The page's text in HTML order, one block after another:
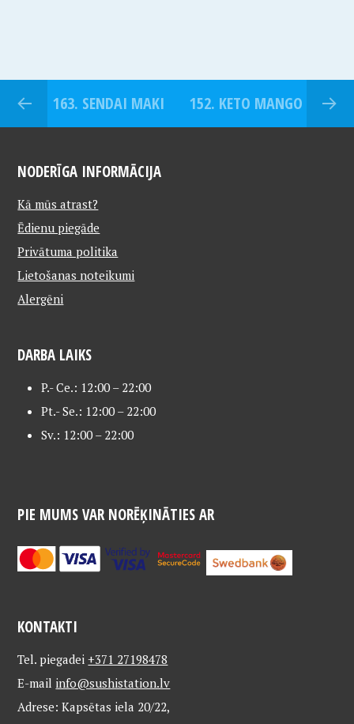
163. SENDAI MAKI 152. KETO MANGO
NODERĪGA INFORMĀCIJA
Kā mūs atrast?
Ēdienu piegāde
Privātuma politika
Lietošanas noteikumi
Alergēni
DARBA LAIKS
P.- Ce.: 12:00 – 22:00
Pt.- Se.: 12:00 – 22:00
Sv.: 12:00 – 22:00
PIE MUMS VAR NORĒĶINĀTIES AR
KONTAKTI
Tel. piegadei+371 27198478
E-mail info@sushistation.lv
Adrese: Kapsētas iela 20/22,